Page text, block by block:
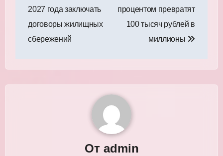
записям
2027 года заключать
договоры жилищных
сбережений
процентом превратят
100 тысяч рублей в
миллионы
От admin